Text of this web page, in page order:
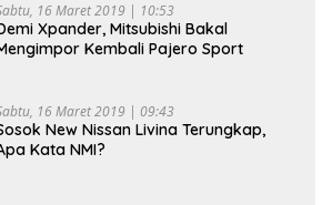
16 Maret 2019 | 10:53
Xpander, Mitsubishi Bakal
Kembali Pajero Sport
16 Maret 2019 | 09:43
New Nissan Livina Terungkap,
Kata NMI?